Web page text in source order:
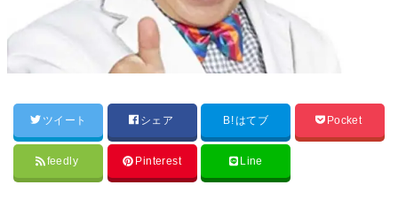
ツイート シェア B!はてブ Pocket
feedly Pinterest Line